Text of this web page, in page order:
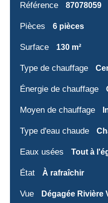
Référence 87078059
Pièces 6 pièces
Surface 130 m²
Type de chauffage
Énergie de chauffage
Moyen de chauffage
Type d'eau chaude
Eaux usées Tout à
État À rafraîchir
Vue Dégagée Rivière